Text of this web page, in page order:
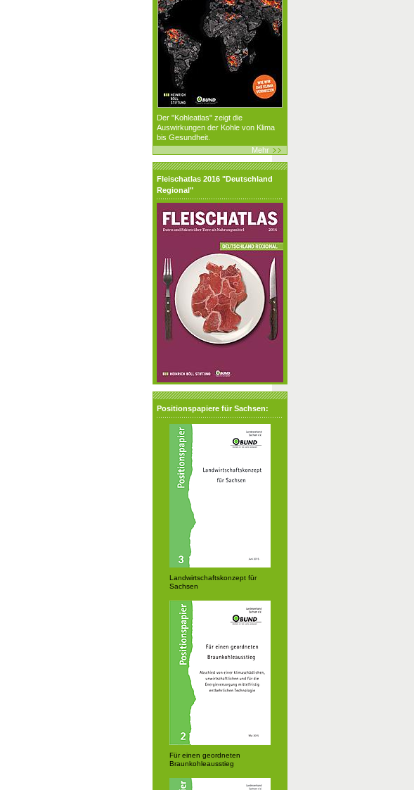
Der "Kohleatlas" zeigt die
Auswirkungen der Kohle von Klima
bis Gesundheit.
Mehr
Fleischatlas 2016 "Deutschland
Regional"
Positionspapiere für Sachsen:
Landwirtschaftskonzept für
Sachsen
Für einen geordneten
Braunkohleausstieg